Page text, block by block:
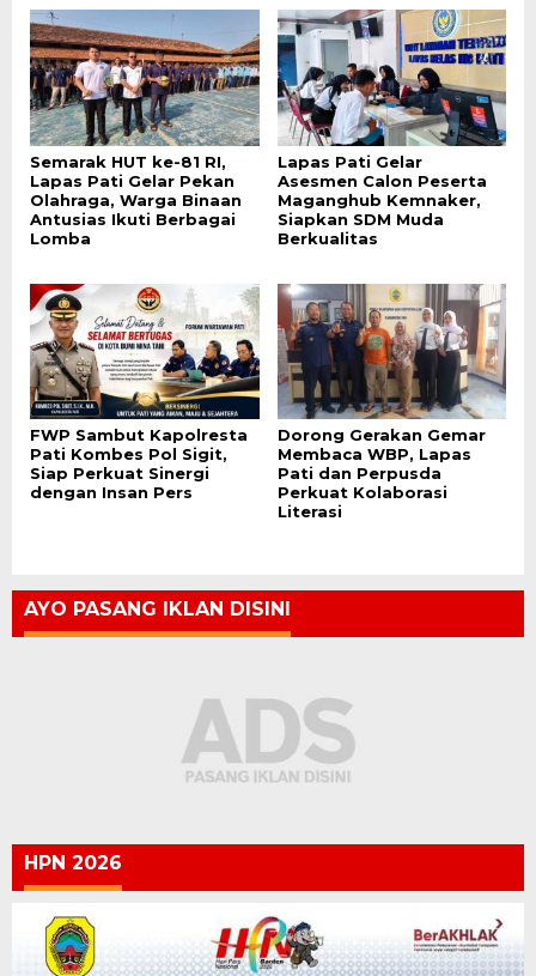
Semarak HUT ke-81 RI,
Lapas Pati Gelar Pekan
Olahraga, Warga Binaan
Antusias Ikuti Berbagai
Lomba
Lapas Pati Gelar
Asesmen Calon Peserta
Maganghub Kemnaker,
Siapkan SDM Muda
Berkualitas
FWP Sambut Kapolresta
Pati Kombes Pol Sigit,
Siap Perkuat Sinergi
dengan Insan Pers
Dorong Gerakan Gemar
Membaca WBP, Lapas
Pati dan Perpusda
Perkuat Kolaborasi
Literasi
AYO PASANG IKLAN DISINI
HPN 2026